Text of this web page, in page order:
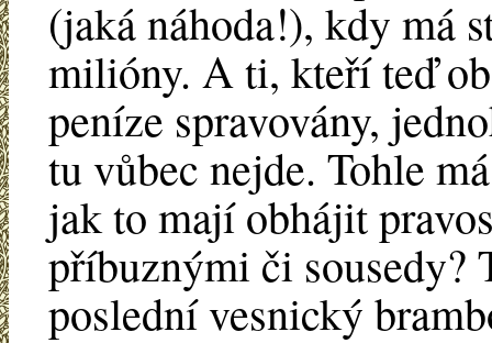
(jaká náhoda!), kdy má
milióny. A ti, kteří teď
peníze spravovány,
tu vůbec nejde. Tohle
jak to mají obhájit
příbuznými či sousedy?
poslední vesnický